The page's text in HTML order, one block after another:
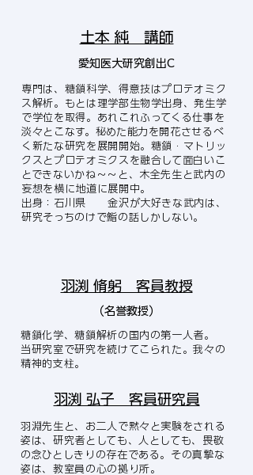
​土本 純 講師
愛知医大研究創出C
専門は、糖鎖科学、得意技はプロテオミク
ス解析。もとは理学部生物学出身、発生学
で学位を取得。あれこれふってくる仕事を
淡々とこなす。秘めた能力を開花させるべ
く新たな研究を展開開始。糖鎖・マトリッ
クスとプロテオミクスを融合して面白いこ
とできないかね～～と、木全先生と武内の
妄想を横に地道に展開中。
出身：石川県 金沢が大好きな武内は、
研究そっちのけで鮨の話しかしない。
羽渕 脩躬 客員教授
（名誉教授）
糖鎖化学、糖鎖解析の国内の第一人者。
​当研究室で研究を続けてこられた。我々の
精神的支柱。
羽渕 弘子 客員研究員
羽淵先生と、お二人で黙々と実験をされる
姿は、研究者としても、人としても、畏敬
の念ひとしきりの存在である。その真摯な
姿は、教室員の心の拠り所。